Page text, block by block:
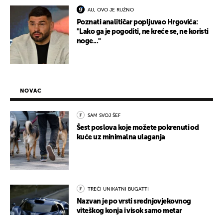
AU, OVO JE RUŽNO
Poznati analitičar popljuvao Hrgovića:
"Lako ga je pogoditi, ne kreće se, ne koristi
noge..."
NOVAC
SAM SVOJ ŠEF
Šest poslova koje možete pokrenuti od
kuće uz minimalna ulaganja
TREĆI UNIKATNI BUGATTI
Nazvan je po vrsti srednjovjekovnog
viteškog konja i visok samo metar